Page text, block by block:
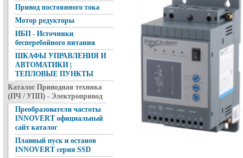
Привод постоянного тока
Мотор редукторы
ИБП - Источники
бесперебойного питания
ШКАФЫ УПРАВЛЕНИЯ И
АВТОМАТИКИ |
ТЕПЛОВЫЕ ПУНКТЫ
Каталог Приводная техника
(ПЧ / УПП) - Электропривод
Преобразователи частоты
INNOVERT официальный
сайт каталог
Плавный пуск и останов
INNOVERT серия SSD